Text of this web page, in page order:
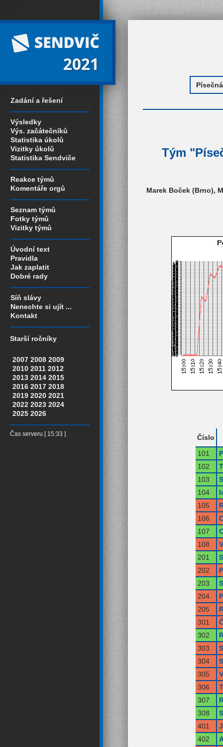
2021
Zadání a řešení
Výsledky
Výs. začátečníků
Statistika úkolů
Vizitky úkolů
Statistika Sendviče
Reakce týmů
Komentáře orgů
Seznam týmů
Fotky týmů
Vizitky týmů
Úvodní text
Pravidla
Jak zaplatit
Dobré rady
Síň slávy
Nenechte si ujít ...
Kontakt
Starší ročníky
2007 2008 2009
2010 2011 2012
2013 2014 2015
2016 2017 2018
2019 2020 2021
2022 2023 2024
2025 2026
Čas serveru [ 15:33 ]
Tým
Marek Boček (Brno),
Číslo
101
102
103
104
105
106
107
108
201
202
203
204
205
301
302
303
304
305
306
307
308
401
402